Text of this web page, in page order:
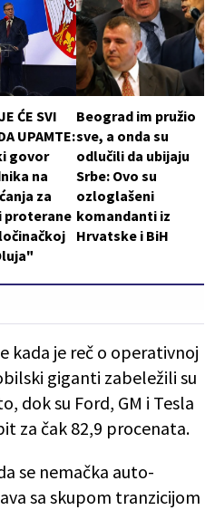
ĆE SVI
UPAMTE:
govor
na
za
proterane
Beograd im pružio
sve, a onda su
odlučili da ubijaju
Srbe: Ovo su
ozloglašeni
komandanti iz
Hrvatske i BiH
kada je reč o operativnoj
giganti zabeležili su
dok su Ford, GM i Tesla
za čak 82,9 procenata.
se nemačka auto-
sa skupom tranzicijom